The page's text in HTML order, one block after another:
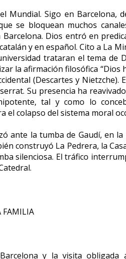
Mundial. Sigo en Barcelona,
se bloquean muchos
Dios entró en
y en español. Cito a La
trataran el tema de
la afirmación filosófica “Dios
(Descartes y
Su presencia ha
tal y como lo
el colapso del sistema moral
ante la tumba de Gaudí, en
construyó La Pedrera, la
silenciosa. El tráfico
FAMILIA
y la visita obligada